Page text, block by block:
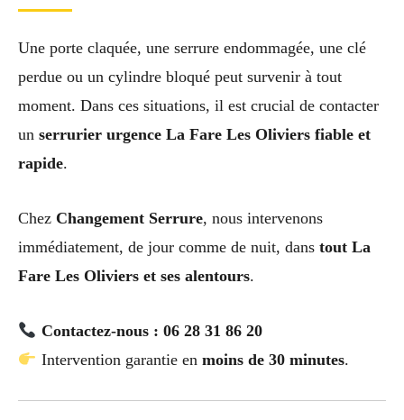
Une porte claquée, une serrure endommagée, une clé
perdue ou un cylindre bloqué peut survenir à tout
moment. Dans ces situations, il est crucial de contacter
un serrurier urgence La Fare Les Oliviers fiable et
rapide.
Chez Changement Serrure, nous intervenons
immédiatement, de jour comme de nuit, dans tout La
Fare Les Oliviers et ses alentours.
Contactez-nous : 06 28 31 86 20
Intervention garantie en moins de 30 minutes.